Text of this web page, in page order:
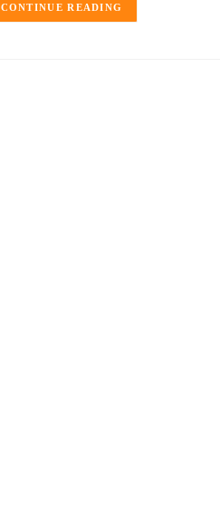
CONTINUE READING